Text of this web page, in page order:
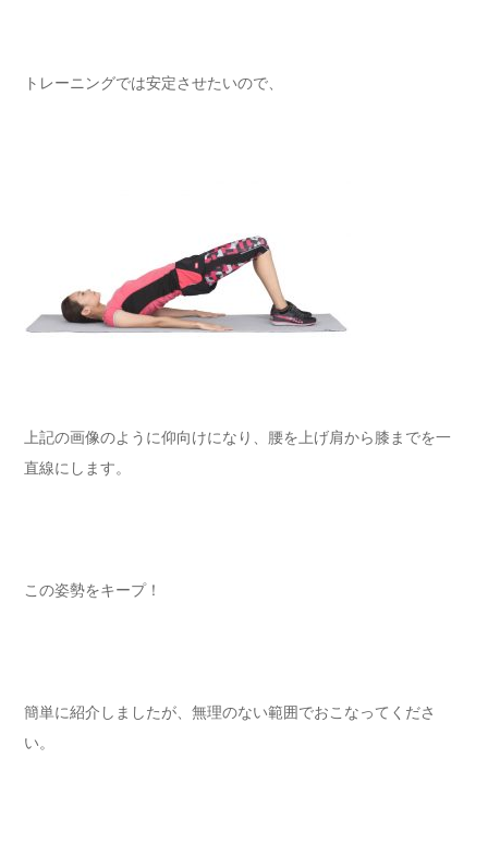
トレーニングでは安定させたいので、
上記の画像のように仰向けになり、腰を上げ肩から膝までを一
直線にします。
この姿勢をキープ！
簡単に紹介しましたが、無理のない範囲でおこなってくださ
い。